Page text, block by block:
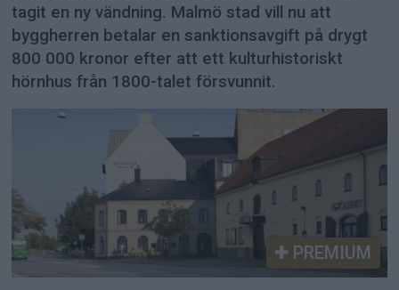
tagit en ny vändning. Malmö stad vill nu att
byggherren betalar en sanktionsavgift på drygt
800 000 kronor efter att ett kulturhistoriskt
hörnhus från 1800-talet försvunnit.
PREMIUM